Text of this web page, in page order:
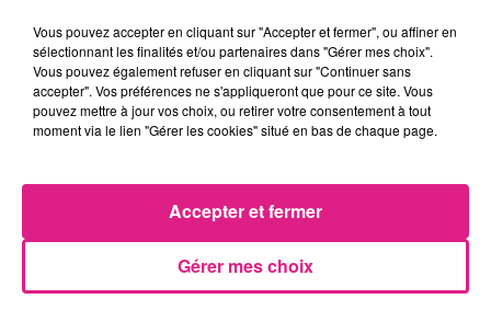
Officiel : le lac de Madine reporte son feu d’artifice
4 août 2026
Eclipse Solaire du 12 août : où voir ce phénomène en Lorraine ?
31 juillet 2026
Chalets de Noël solidaires : la ville de Metz lance un appel à...
Vosges : les feux d’artifice de Gérardmer sont annulés
Vous pouvez accepter en cliquant sur "Accepter et fermer", ou affiner en
sélectionnant les finalités et/ou partenaires dans "Gérer mes choix".
Vous pouvez également refuser en cliquant sur "Continuer sans
accepter". Vos préférences ne s'appliqueront que pour ce site. Vous
pouvez mettre à jour vos choix, ou retirer votre consentement à tout
moment via le lien "Gérer les cookies" situé en bas de chaque page.
Gérer mes choix
Accepter et fermer